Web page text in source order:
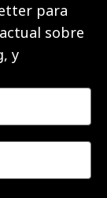
para
sobre
y